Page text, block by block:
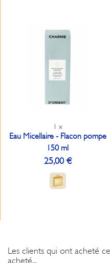
1 x
Eau Micellaire - Flacon pompe
150 ml
25,00 €
Les clients qui ont acheté
acheté...